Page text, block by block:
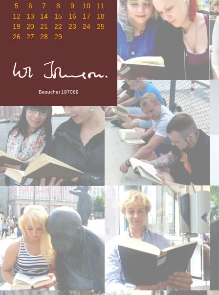
5
6 7 8 9 10
11
12
13 14 15 16 17
18
19
20 21 22 23 24
25
26
27 28 29
Besucher 197089